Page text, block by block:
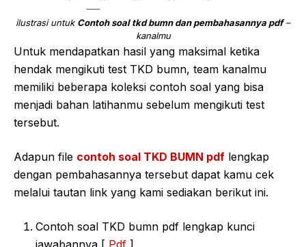
ilustrasi untuk Contoh soal tkd bumn dan pembahasannya pdf–
kanalmu
Untuk mendapatkan hasil yang maksimal ketika
hendak mengikuti test TKD bumn, team kanalmu
memiliki beberapa koleksi contoh soal yang bisa
menjadi bahan latihanmu sebelum mengikuti test
tersebut.
Adapun file contoh soal TKD BUMN pdf lengkap
dengan pembahasannya tersebut dapat kamu cek
melalui tautan link yang kami sediakan berikut ini.
Contoh soal TKD bumn pdf lengkap kunci
jawabannya [ Pdf ]